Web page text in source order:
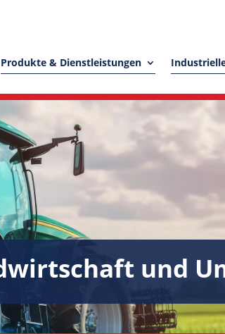
Produkte & Dienstleistungen
und